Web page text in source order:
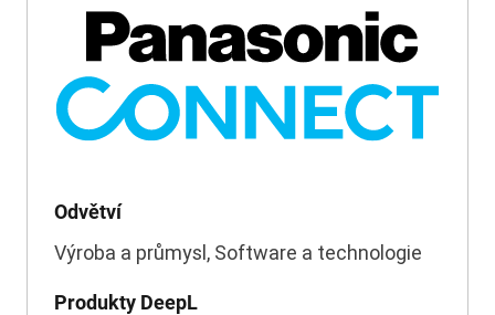
Odvětví
Výroba a průmysl, Software a technologie
Produkty DeepL